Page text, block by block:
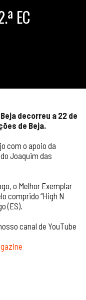
EC
decorreu a 22 de
de Beja.
com o apoio da
Joaquim das
o Melhor Exemplar
comprido “High N
(ES).
canal de YouTube